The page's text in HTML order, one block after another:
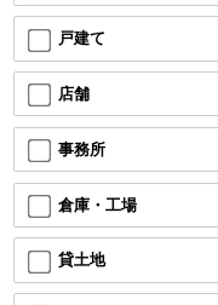
戸建て
店舗
事務所
倉庫・工場
貸土地